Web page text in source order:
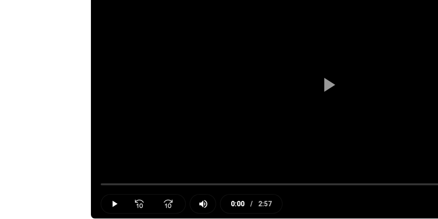
Loaded:
Play Mute 0:00
/
2:57